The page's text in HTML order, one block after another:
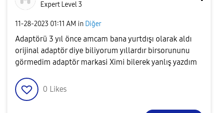
Expert Level 3
‎11-28-2023 01:11 AM in Diğer
Adaptörü 3 yıl önce amcam bana yurtdışı olarak aldı
orijinal adaptör diye biliyorum yıllardır birsorununu
görmedim adaptör markasi Ximi bilerek yanlış yazdım
0 Likes